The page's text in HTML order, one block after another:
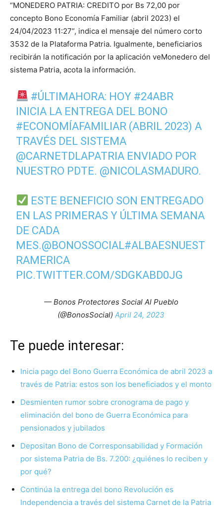
“MONEDERO PATRIA: CREDITO por Bs 72,00 por
concepto Bono Economía Familiar (abril 2023) el
24/04/2023 11:27”, indica el mensaje del número corto
3532 de la Plataforma Patria. Igualmente, beneficiarios
recibirán la notificación por la aplicación veMonedero del
sistema Patria, acota la información.
#ÚLTIMAHORA: HOY #24ABR
INICIA LA ENTREGA DEL BONO
#ECONOMÍAFAMILIAR (ABRIL 2023) A
TRAVÉS DEL SISTEMA
@CARNETDLAPATRIA ENVIADO POR
NUESTRO PDTE. @NICOLASMADURO.
ESTE BENEFICIO SON ENTREGADO
EN LAS PRIMERAS Y ÚLTIMA SEMANA
DE CADA
MES.@BONOSSOCIAL#ALBAESNUEST
RAMERICA
PIC.TWITTER.COM/SDGKABD0JG
— Bonos Protectores Social Al Pueblo
(@BonosSocial) April 24, 2023
Te puede interesar:
Inicia pago del Bono Guerra Económica de abril 2023 a
través de Patria: estos son los beneficiados y el monto
Desmienten rumor sobre cronograma de pago y
eliminación del bono de Guerra Económica para
pensionados y jubilados
Depositan Bono de Corresponsabilidad y Formación
por sistema Patria de Bs. 7.200: ¿quiénes lo reciben y
por qué?
Continúa la entrega del bono Revolución es
Independencia a través del sistema Carnet de la Patria